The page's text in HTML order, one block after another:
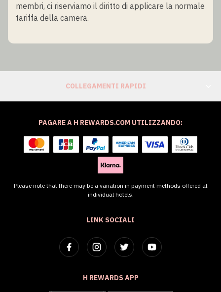
membri, ci riserviamo il diritto di applicare la normale
tariffa della camera.
COLLEGAMENTI RAPIDI
LINK SOCIALI
H REWARDS APP
PAGARE A H REWARDS.COM UTILIZZANDO:
Please note that there may be a variation in payment methods offered at
individual hotels.